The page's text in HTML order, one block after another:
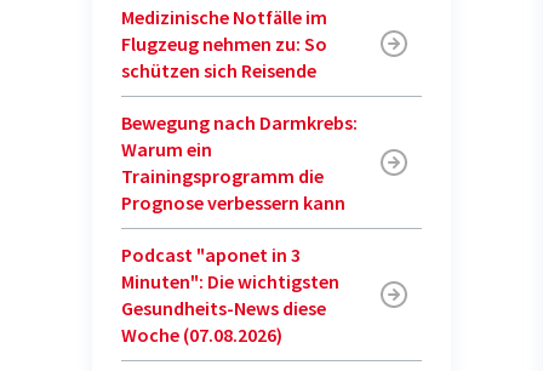
Medizinische Notfälle im
Flugzeug nehmen zu: So
schützen sich Reisende
Bewegung nach Darmkrebs:
Warum ein
Trainingsprogramm die
Prognose verbessern kann
Podcast "aponet in 3
Minuten": Die wichtigsten
Gesundheits-News diese
Woche (07.08.2026)